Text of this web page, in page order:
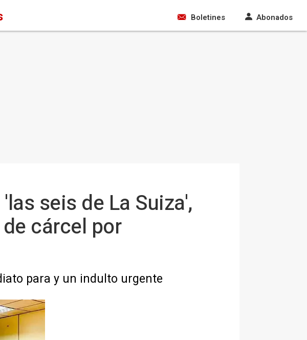
Boletines Abonados
seis de La Suiza',
cárcel por
para y un indulto urgente